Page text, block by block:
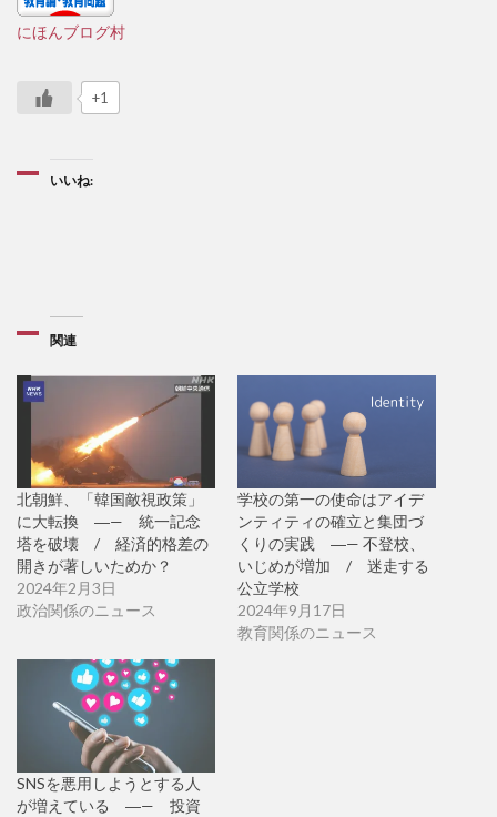
にほんブログ村
+1
いいね:
関連
北朝鮮、「韓国敵視政策」
に大転換 ―— 統一記念
塔を破壊 / 経済的格差の
開きが著しいためか？
2024年2月3日
政治関係のニュース
学校の第一の使命はアイデ
ンティティの確立と集団づ
くりの実践 ―— 不登校、
いじめが増加 / 迷走する
公立学校
2024年9月17日
教育関係のニュース
SNSを悪用しようとする人
が増えている ―— 投資